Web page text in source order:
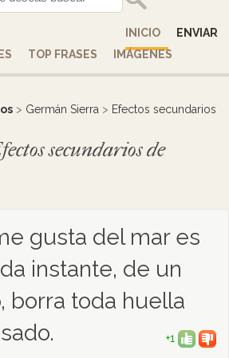
INICIO
ENVIAR
TOP FRASES IMÁGENES
> Germán Sierra > Efectos secundarios
secundarios de
gusta del mar es
instante, de un
borra toda huella
+1